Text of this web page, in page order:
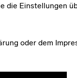
die Einstellungen
oder dem